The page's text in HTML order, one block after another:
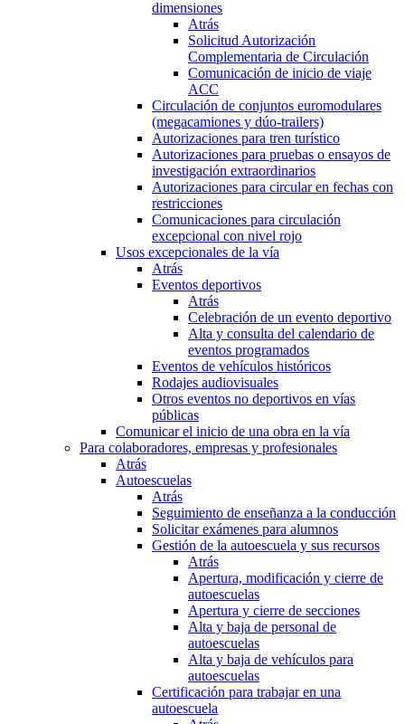
dimensiones
Atrás
Solicitud Autorización
Complementaria de Circulación
Comunicación de inicio de viaje
ACC
Circulación de conjuntos euromodulares
(megacamiones y dúo-trailers)
Autorizaciones para tren turístico
Autorizaciones para pruebas o ensayos de
investigación extraordinarios
Autorizaciones para circular en fechas con
restricciones
Comunicaciones para circulación
excepcional con nivel rojo
Usos excepcionales de la vía
Atrás
Eventos deportivos
Atrás
Celebración de un evento deportivo
Alta y consulta del calendario de
eventos programados
Eventos de vehículos históricos
Rodajes audiovisuales
Otros eventos no deportivos en vías
públicas
Comunicar el inicio de una obra en la vía
Para colaboradores, empresas y profesionales
Atrás
Autoescuelas
Atrás
Seguimiento de enseñanza a la conducción
Solicitar exámenes para alumnos
Gestión de la autoescuela y sus recursos
Atrás
Apertura, modificación y cierre de
autoescuelas
Apertura y cierre de secciones
Alta y baja de personal de
autoescuelas
Alta y baja de vehículos para
autoescuelas
Certificación para trabajar en una
autoescuela